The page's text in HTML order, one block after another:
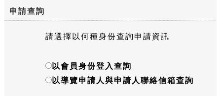
申請查詢
請選擇以何種身份查詢申請資訊
以會員身份登入查詢
以導覽申請人與申請人聯絡信箱查詢